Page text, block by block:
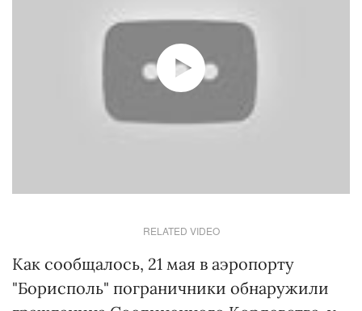
RELATED VIDEO
Как сообщалось, 21 мая в аэропорту
"Борисполь" пограничники обнаружили